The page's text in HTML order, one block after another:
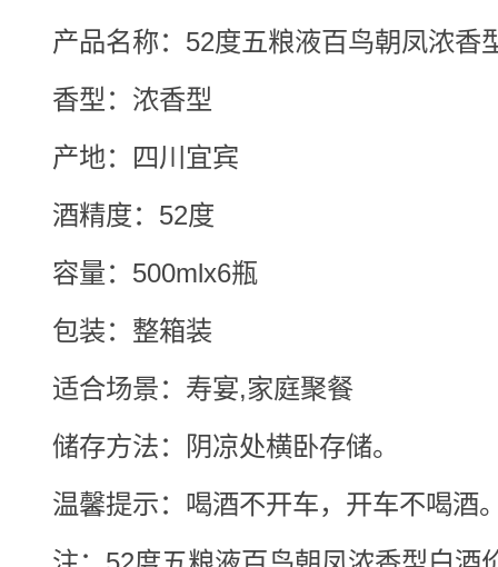
产品名称：52度五粮液百鸟朝凤浓香
香型：浓香型
产地：四川宜宾
酒精度：52度
容量：500mlx6瓶
包装：整箱装
适合场景：寿宴,家庭聚餐
储存方法：阴凉处横卧存储。
温馨提示：喝酒不开车，开车不喝酒